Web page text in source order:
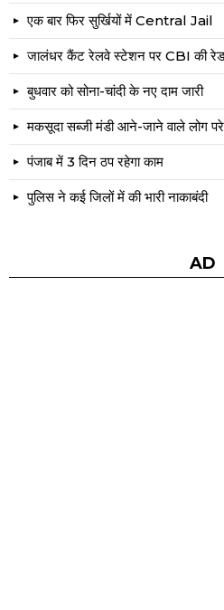
एक बार फिर सुर्खियों में Central Jail
जालंधर कैंट रेलवे स्टेशन पर CBI की रेड
बुधवार को सोना-चांदी के नए दाम जारी
मकसूदा सब्जी मंडी आने-जाने वाले लोग
पंजाब में 3 दिन ठप रहेगा काम
पुलिस ने कई जिलों में की भारी नाकाबंदी
AD